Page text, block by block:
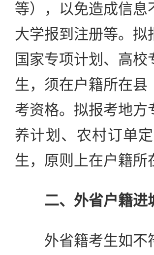
等），以免造成信息
大学报到注册等。拟
国家专项计划、高
生，须在户籍所在县
考资格。拟报考地方
养计划、农村订单
生，原则上在户籍所
二、外省户籍进
外省籍考生如不